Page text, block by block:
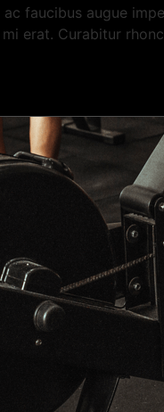
faucibus augue
erat. Curabitur